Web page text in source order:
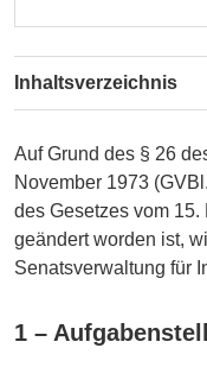
Fassung
Fassung
Inhaltsverzeichnis
Auf Grund des § 26
November 1973
des Gesetzes vom
geändert worden ist,
Senatsverwaltung für
1 –